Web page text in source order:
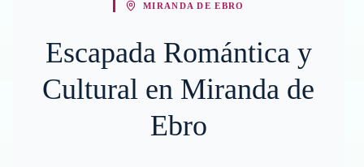
MIRANDA DE EBRO
Escapada Romántica y
Cultural en Miranda de
Ebro